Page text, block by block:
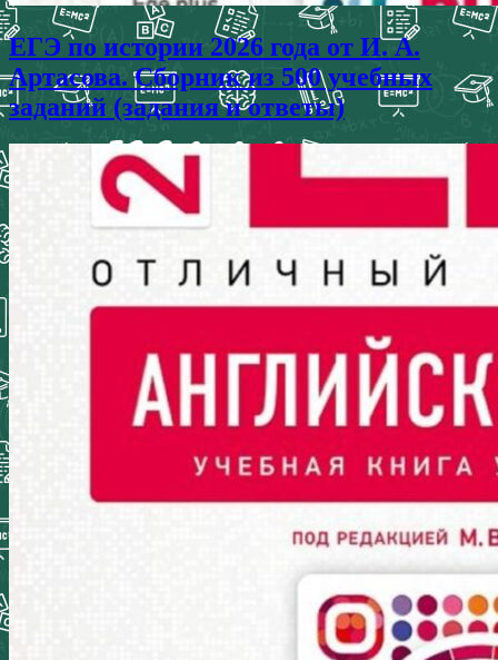
ЕГЭ по истории 2026 года от И. А.
Артасова. Сборник из 500 учебных
заданий (задания и ответы)